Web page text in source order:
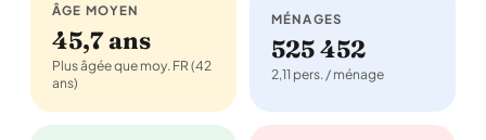
ÂGE MOYEN
45,7 ans
Plus âgée que moy. FR (42
ans)
MÉNAGES
525 452
2,11 pers. / ménage